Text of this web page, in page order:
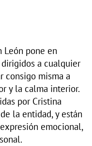
León pone en
a cualquier
consigo misma a
y la calma interior.
por Cristina
la entidad, y están
emocional,